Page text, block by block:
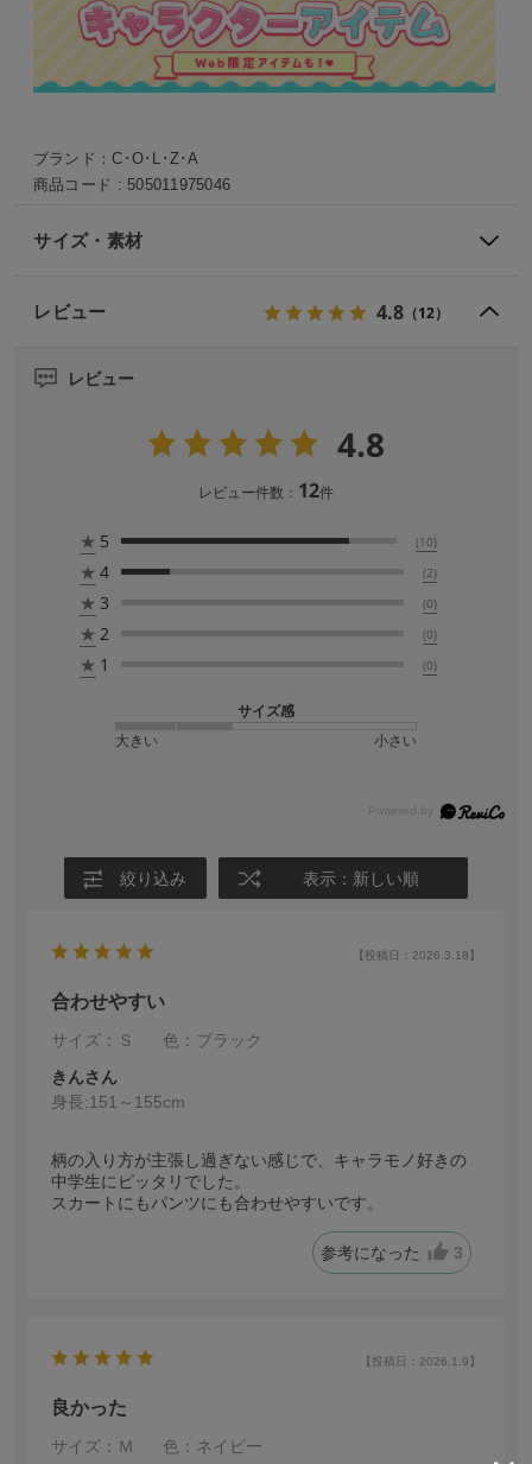
ブランド：C･O･L･Z･A
商品コード : 505011975046
サイズ・素材
レビュー 4.8 （12）
レビュー
4.8
レビュー件数： 12件
★ 5 (10)
★ 4 (2)
★ 3 (0)
★ 2 (0)
★ 1 (0)
サイズ感
大きい
小さい
絞り込み 表示：新しい順
【投稿日：2026.3.18】
合わせやすい
サイズ：Ｓ
色：ブラック
きんさん
身長:151～155cm
柄の入り方が主張し過ぎない感じで、キャラモノ好きの
中学生にピッタリでした。
スカートにもパンツにも合わせやすいです。
参考になった 3
【投稿日：2026.1.9】
良かった
サイズ：Ｍ 色：ネイビー